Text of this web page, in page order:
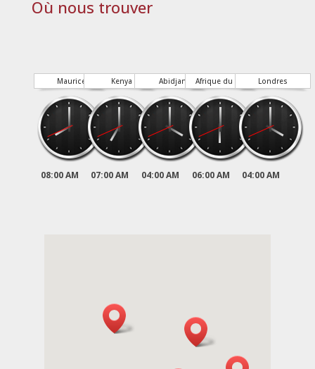
Où nous trouver
Maurice
08:00 AM
Kenya
07:00 AM
Abidjan
04:00 AM
Afrique du Sud
06:00 AM
Londres
04:00 AM